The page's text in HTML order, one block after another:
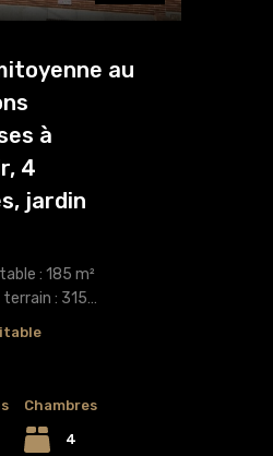
au
à
4
jardin
: 185 m²
: 315…
Chambres
4